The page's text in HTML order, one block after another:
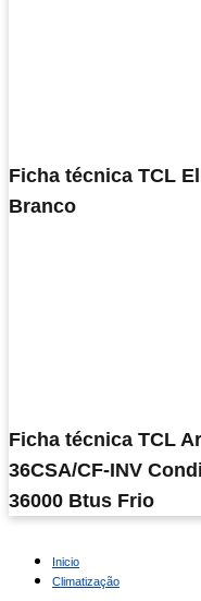
Ficha técnica TCL
Branco
Ficha técnica TCL
36CSA/CF-INV
36000 Btus Frio
Inicio
Climatização